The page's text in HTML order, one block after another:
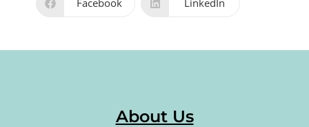
Facebook LinkedIn
About Us